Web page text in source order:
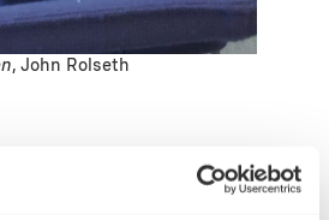
, John Rolseth